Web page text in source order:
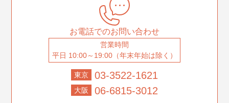
お電話でのお問い合わせ
営業時間
平日 10:00～19:00（年末年始は除く）
東京 03-3522-1621
大阪 06-6815-3012